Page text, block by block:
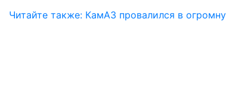
Читайте также: КамАЗ провалился в